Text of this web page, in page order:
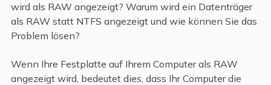
wird als RAW angezeigt? Warum wird ein Datenträger
als RAW statt NTFS angezeigt und wie können Sie das
Problem lösen?
Wenn Ihre Festplatte auf Ihrem Computer als RAW
angezeigt wird, bedeutet dies, dass Ihr Computer die